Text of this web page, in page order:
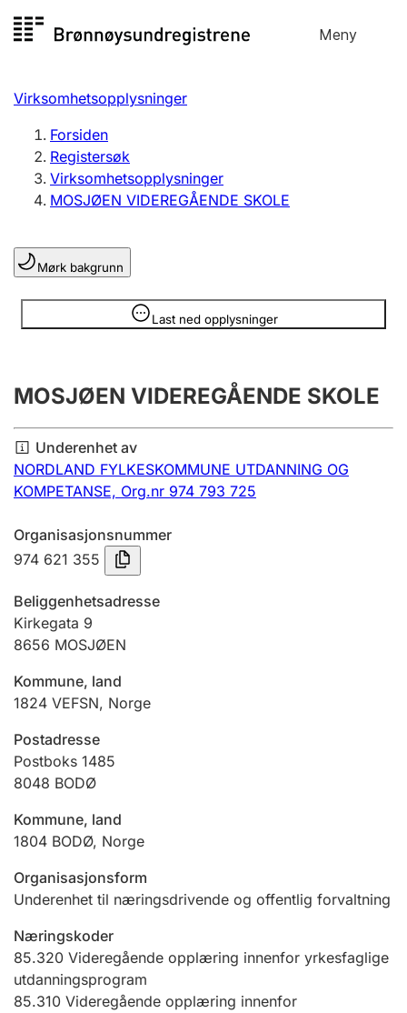
til
Meny
Registersøk
Aksjeselskap
Enkeltpersonforetak
Registrere, endre, slette
Lag og forening
Registrere, endre, slette
Årsregnskap
Innsending og forsinkelsesgebyr
Tinglysing
Jeger
Betaling og jegeravgiftskort
Ektepaktveileder
Offentlig sektor
Andre tema
Virksomhetsopplysninger
Forsiden
Registersøk
Virksomhetsopplysninger
MOSJØEN VIDEREGÅENDE SKOLE
Mørk bakgrunn
Last ned opplysninger
Opplysninger er skjult
MOSJØEN VIDEREGÅENDE SKOLE
Underenhet av
NORDLAND FYLKESKOMMUNE UTDANNING OG
KOMPETANSE, Org.nr 974 793 725
Organisasjonsnummer
974 621 355
Beliggenhetsadresse
Kirkegata 9
8656 MOSJØEN
Kommune, land
1824 VEFSN, Norge
Postadresse
Postboks 1485
8048 BODØ
Kommune, land
1804 BODØ, Norge
Organisasjonsform
Underenhet til næringsdrivende og offentlig forvaltning
Næringskoder
85.320 Videregående opplæring innenfor yrkesfaglige
utdanningsprogram
85.310 Videregående opplæring innenfor